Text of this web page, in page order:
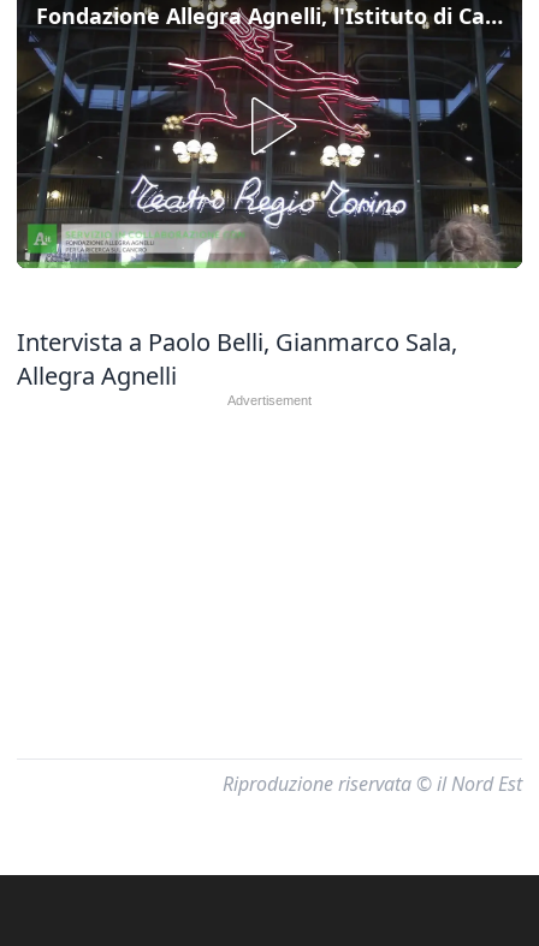
Fondazione Allegra Agnelli, l'Istituto di Candiolo festeggia in musica 40 anni contro il cancro
Intervista a Paolo Belli, Gianmarco Sala,
Allegra Agnelli
Riproduzione riservata © il Nord Est